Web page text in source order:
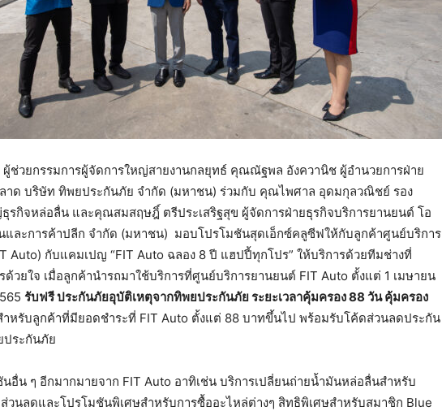
ผู้ช่วยกรรมการผู้จัดการใหญ่สายงานกลยุทธ์ คุณณัฐพล อังควานิช ผู้อำนวยการฝ่าย
าด บริษัท ทิพยประกันภัย จำกัด (มหาชน) ร่วมกับ คุณไพศาล อุดมกุลวณิชย์ รอง
รกิจหล่อลื่น และคุณสมสฤษฎิ์ ตรีประเสริฐสุข ผู้จัดการฝ่ายธุรกิจบริการยานยนต์ โอ
ละการค้าปลีก จำกัด (มหาชน) มอบโปรโมชันสุดเอ็กซ์คลูซีฟให้กับลูกค้าศูนย์บริการ
Auto) กับแคมเปญ “FIT Auto ฉลอง 8 ปี แฮปปี้ทุกโปร” ให้บริการด้วยทีมช่างที่
วยใจ เมื่อลูกค้านำรถมาใช้บริการที่ศูนย์บริการยานยนต์ FIT Auto ตั้งแต่ 1 เมษายน
รับฟรี ประกันภัยอุบัติเหตุจากทิพยประกันภัย ระยะเวลาคุ้มครอง 88 วัน คุ้มครอง
ำหรับลูกค้าที่มียอดชำระที่ FIT Auto ตั้งแต่ 88 บาทขึ้นไป พร้อมรับโค้ดส่วนลดประกัน
ประกันภัย
อื่น ๆ อีกมากมายจาก FIT Auto อาทิเช่น บริการเปลี่ยนถ่ายน้ำมันหล่อลื่นสำหรับ
ส่วนลดและโปรโมชันพิเศษสำหรับการซื้ออะไหล่ต่างๆ สิทธิพิเศษสำหรับสมาชิก Blue